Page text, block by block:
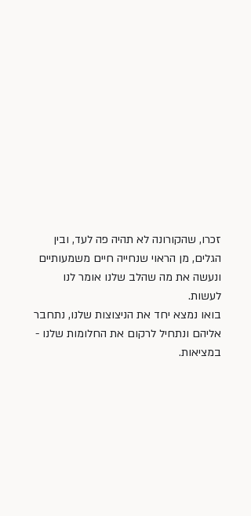
זכרו, שהקורונה לא תהיה פה לעד, ובין
הגלים, מן הראוי שנחייה חיים משמעותיים
ונעשה את מה שהלב שלנו אומר לנו
לעשות.
בואו נמצא יחד את הניצוצות שלנו, נתחבר
אליהם ונתחיל לרקום את החלומות שלנו -
במציאות.